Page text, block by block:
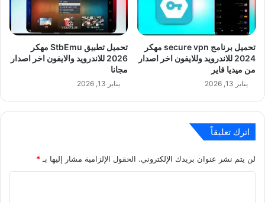
تحميل برنامج secure vpn مهكر
2024 للاندرويد وللايفون اخر اصدار
من ميديا فاير
يناير 13, 2026
تحميل تطبيق StbEmu مهكر
2026 للاندرويد والايفون اخر اصدار
مجانا
يناير 13, 2026
اترك تعليقاً
لن يتم نشر عنوان بريدك الإلكتروني. الحقول الإلزامية مشار إليها بـ *